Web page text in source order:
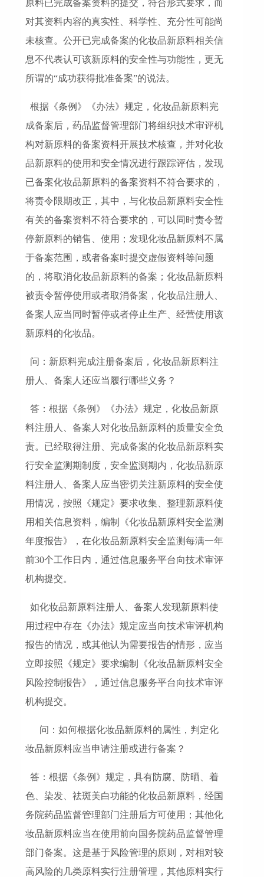
原料已完成备案资料的提交，符合形式要求，而
对其资料内容的真实性、科学性、充分性可能尚
未核查。公开已完成备案的化妆品新原料相关信
息不代表认可该新原料的安全性与功能性，更无
所谓的“成功获得批准备案”的说法。
根据《条例》《办法》规定，化妆品新原料完
成备案后，药品监督管理部门将组织技术审评机
构对新原料的备案资料开展技术核查，并对化妆
品新原料的使用和安全情况进行跟踪评估，发现
已备案化妆品新原料的备案资料不符合要求的，
将责令限期改正，其中，与化妆品新原料安全性
有关的备案资料不符合要求的，可以同时责令暂
停新原料的销售、使用；发现化妆品新原料不属
于备案范围，或者备案时提交虚假资料等问题
的，将取消化妆品新原料的备案；化妆品新原料
被责令暂停使用或者取消备案，化妆品注册人、
备案人应当同时暂停或者停止生产、经营使用该
新原料的化妆品。
问：新原料完成注册备案后，化妆品新原料注
册人、备案人还应当履行哪些义务？
答：根据《条例》《办法》规定，化妆品新原
料注册人、备案人对化妆品新原料的质量安全负
责。已经取得注册、完成备案的化妆品新原料实
行安全监测期制度，安全监测期内，化妆品新原
料注册人、备案人应当密切关注新原料的安全使
用情况，按照《规定》要求收集、整理新原料使
用相关信息资料，编制《化妆品新原料安全监测
年度报告》，在化妆品新原料安全监测每满一年
前30个工作日内，通过信息服务平台向技术审评
机构提交。
如化妆品新原料注册人、备案人发现新原料使
用过程中存在《办法》规定应当向技术审评机构
报告的情况，或其他认为需要报告的情形，应当
立即按照《规定》要求编制《化妆品新原料安全
风险控制报告》，通过信息服务平台向技术审评
机构提交。
问：如何根据化妆品新原料的属性，判定化
妆品新原料应当申请注册或进行备案？
答：根据《条例》规定，具有防腐、防晒、着
色、染发、祛斑美白功能的化妆品新原料，经国
务院药品监督管理部门注册后方可使用；其他化
妆品新原料应当在使用前向国务院药品监督管理
部门备案。这是基于风险管理的原则，对相对较
高风险的几类原料实行注册管理，其他原料实行